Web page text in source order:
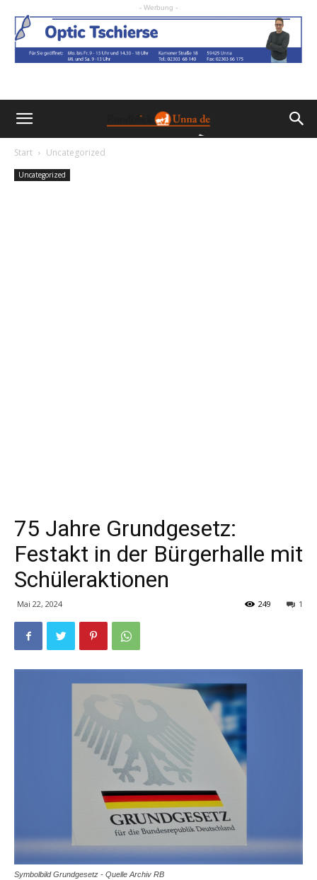
- Werbung -
Start Uncategorized
Uncategorized
75 Jahre Grundgesetz:
Festakt in der Bürgerhalle mit
Schüleraktionen
Mai 22, 2024 1
249
Symbolbild Grundgesetz - Quelle Archiv RB